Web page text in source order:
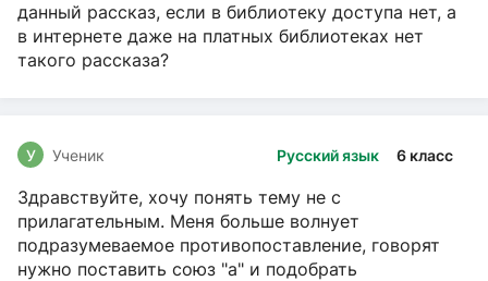
данный рассказ, если в библиотеку доступа нет, а
в интернете даже на платных библиотеках нет
такого рассказа?
Русский язык 6 класс
У Ученик
Здравствуйте, хочу понять тему не с
прилагательным. Меня больше волнует
подразумеваемое противопоставление, говорят
нужно поставить союз "а" и подобрать